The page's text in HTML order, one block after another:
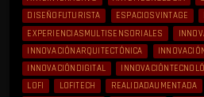
DISEÑOFUTURISTA
ESPACIOSVINTAGE
EXPERIENCIASMULTISENSORIALES
INNOVACIÓNARQUITECTÓNICA
INNOVACIÓNDIGITAL
LOFI
LOFITECH REALIDADAUMENTADA